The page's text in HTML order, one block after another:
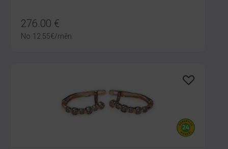
276.00 €
No 12.55€/mēn.